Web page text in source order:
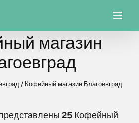
магазин
/ Кофейный магазин Благоевград
25 Кофейный